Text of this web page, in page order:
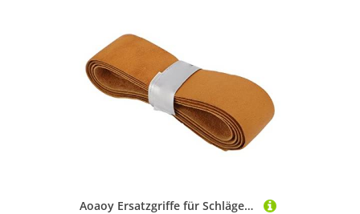
Aoaoy Ersatzgriffe für Schläger mit Saiten, Kuh (braun)